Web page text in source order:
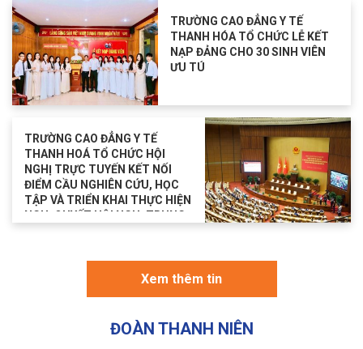
TRƯỜNG CAO ĐẲNG Y TẾ
THANH HÓA TỔ CHỨC LỄ KẾT
NẠP ĐẢNG CHO 30 SINH VIÊN
ƯU TÚ
TRƯỜNG CAO ĐẲNG Y TẾ
THANH HOÁ TỔ CHỨC HỘI
NGHỊ TRỰC TUYẾN KẾT NỐI
ĐIỂM CẦU NGHIÊN CỨU, HỌC
TẬP VÀ TRIỂN KHAI THỰC HIỆN
NGHỊ QUYẾT HỘI NGHỊ TRUNG
Xem thêm tin
ĐOÀN THANH NIÊN